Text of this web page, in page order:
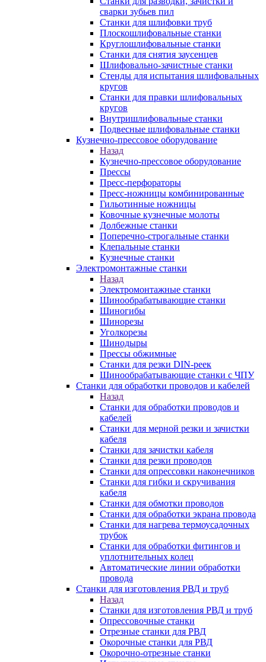
сварки зубьев пил
Станки для шлифовки труб
Плоскошлифовальные станки
Круглошлифовальные станки
Станки для снятия заусенцев
Шлифовально-зачистные станки
Стенды для испытания шлифовальных
кругов
Станки для правки шлифовальных
кругов
Внутришлифовальные станки
Подвесные шлифовальные станки
Кузнечно-прессовое оборудование
Назад
Кузнечно-прессовое оборудование
Прессы
Пресс-перфораторы
Пресс-ножницы комбинированные
Гильотинные ножницы
Ковочные кузнечные молоты
Долбежные станки
Поперечно-строгальные станки
Клепальные станки
Кузнечные станки
Электромонтажные станки
Назад
Электромонтажные станки
Шинообрабатывающие станки
Шиногибы
Шинорезы
Уголкорезы
Шинодыры
Прессы обжимные
Станки для резки DIN-реек
Шинообрабатывающие станки с ЧПУ
Станки для обработки проводов и кабелей
Назад
Станки для обработки проводов и
кабелей
Станки для мерной резки и зачистки
кабеля
Станки для зачистки кабеля
Станки для резки проводов
Станки для опрессовки наконечников
Станки для гибки и скручивания
кабеля
Станки для обмотки проводов
Станки для обработки экрана провода
Станки для нагрева термоусадочных
трубок
Станки для обработки фитингов и
уплотнительных колец
Автоматические линии обработки
провода
Станки для изготовления РВД и труб
Назад
Станки для изготовления РВД и труб
Опрессовочные станки
Отрезные станки для РВД
Окорочные станки для РВД
Окорочно-отрезные станки